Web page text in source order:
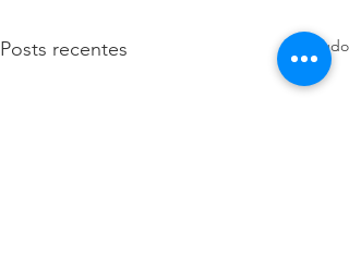
Posts recentes Ver tudo